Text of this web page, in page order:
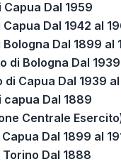
Dal 1959
Dal 1942 al
Dal 1899 al
di Bologna Dal
Capua Dal 1939 al
capua Dal 1889
Centrale
Dal 1899 al
Dal 1888